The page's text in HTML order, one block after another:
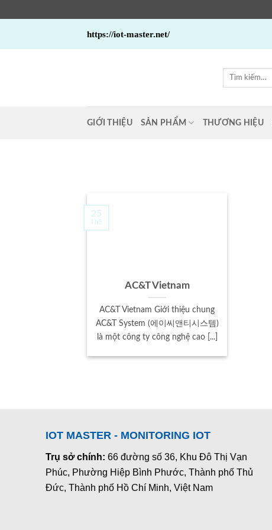
https://iot-master.net/
Tìm
GIỚI THIỆU SẢN PHẨM THƯƠNG HIỆU
AC&T Vietnam
AC&T Vietnam Giới thiệu chung
AC&T System (에이씨앤티시스템)
là một công ty công nghệ cao [...]
25
Th5
IOT MASTER - MONITORING IOT
Trụ sở chính: 66 đường số 36, Khu Đô Thị Vạn
Phúc, Phường Hiệp Bình Phước, Thành phố Thủ
Đức, Thành phố Hồ Chí Minh, Việt Nam